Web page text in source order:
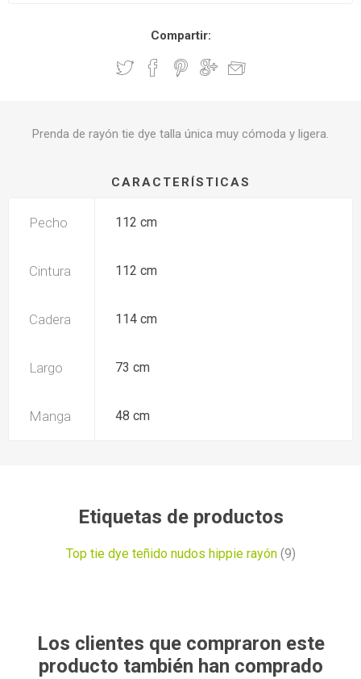
Compartir:
Prenda de rayón tie dye talla única muy cómoda y ligera.
CARACTERÍSTICAS
Pecho 112 cm
Cintura 112 cm
Cadera 114 cm
Largo 73 cm
Manga 48 cm
Etiquetas de productos
Top tie dye teñido nudos hippie rayón (9)
Los clientes que compraron este
producto también han comprado